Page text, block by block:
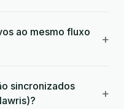
ao mesmo fluxo
+
sincronizados
+